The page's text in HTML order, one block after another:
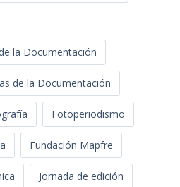
la Documentación
de la Documentación
Fotoperiodismo
Fundación Mapfre
Jornada de edición